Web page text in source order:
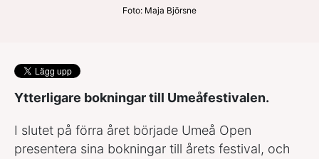
Foto: Maja Björsne
Ytterligare bokningar till Umeåfestivalen.
I slutet på förra året började Umeå Open
presentera sina bokningar till årets festival, och